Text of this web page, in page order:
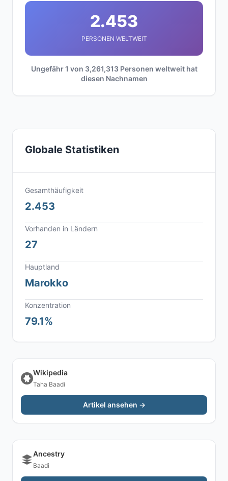
2.453
PERSONEN WELTWEIT
Ungefähr 1 von 3,261,313 Personen weltweit hat
diesen Nachnamen
Globale Statistiken
Gesamthäufigkeit
2.453
Vorhanden in Ländern
27
Hauptland
Marokko
Konzentration
79.1%
Wikipedia
Taha Baadi
Artikel ansehen →
Ancestry
Baadi